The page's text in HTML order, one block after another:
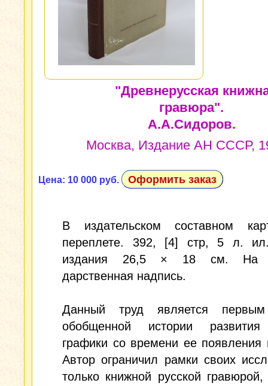
"Древнерусская
гравюра".
А.А.Сидоров.
Москва, Издание АН СССР,
Цена: 10 000 руб. Оформить заказ
В издательском составном
переплете. 392, [4] стр, 5 л.
издания 26,5 × 18 см. На
дарственная надпись.
Данный труд является
обобщенной истории развития
графики со времени ее появления
Автор ограничил рамки своих
только книжной русской гравюрой,